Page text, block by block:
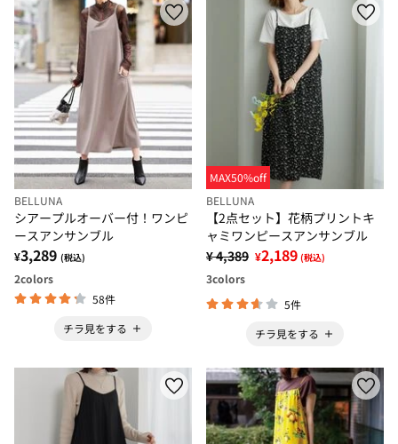
BELLUNA
シアープルオーバー付！ワンピ
ースアンサンブル
¥3,289 (税込)
2colors
58件
チラ見をする
MAX50%off
BELLUNA
【2点セット】花柄プリントキ
ャミワンピースアンサンブル
¥ 4,389 ¥2,189 (税込)
3colors
5件
チラ見をする